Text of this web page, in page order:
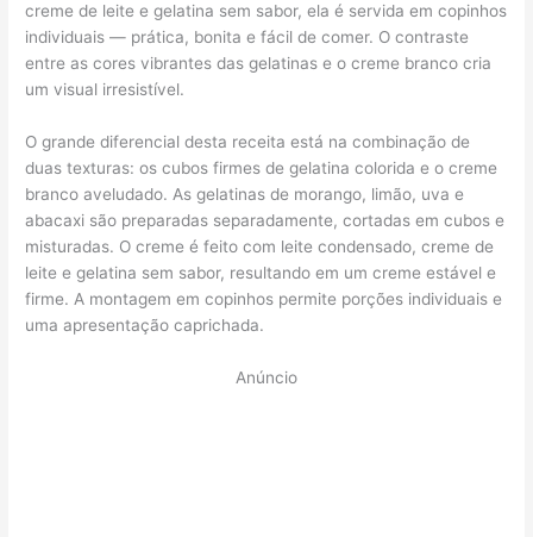
creme de leite e gelatina sem sabor, ela é servida em copinhos
individuais — prática, bonita e fácil de comer. O contraste
entre as cores vibrantes das gelatinas e o creme branco cria
um visual irresistível.
O grande diferencial desta receita está na combinação de
duas texturas: os cubos firmes de gelatina colorida e o creme
branco aveludado. As gelatinas de morango, limão, uva e
abacaxi são preparadas separadamente, cortadas em cubos e
misturadas. O creme é feito com leite condensado, creme de
leite e gelatina sem sabor, resultando em um creme estável e
firme. A montagem em copinhos permite porções individuais e
uma apresentação caprichada.
Anúncio